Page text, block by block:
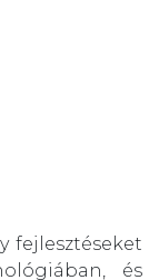
fejlesztéseket
és